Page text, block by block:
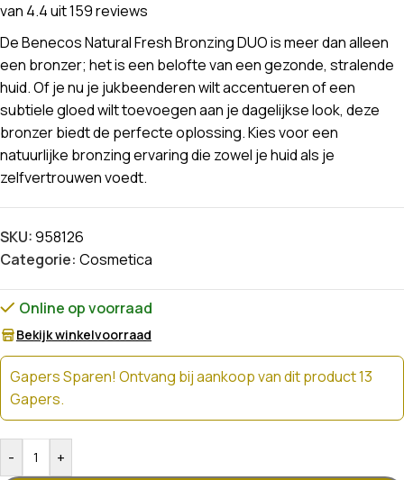
van 4.4 uit 159 reviews
De Benecos Natural Fresh Bronzing DUO is meer dan alleen
een bronzer; het is een belofte van een gezonde, stralende
huid. Of je nu je jukbeenderen wilt accentueren of een
subtiele gloed wilt toevoegen aan je dagelijkse look, deze
bronzer biedt de perfecte oplossing. Kies voor een
natuurlijke bronzing ervaring die zowel je huid als je
zelfvertrouwen voedt.
SKU:958126
Categorie: Cosmetica
Online op voorraad
Bekijk winkelvoorraad
Gapers Sparen! Ontvang bij aankoop van dit product 13
Gapers.
- +